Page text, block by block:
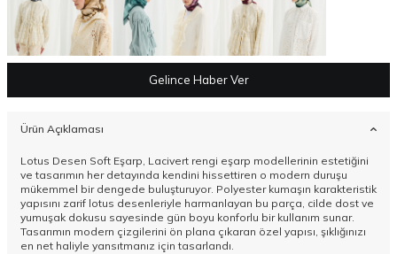
Gelince Haber Ver
Ürün Açıklaması
Lotus Desen Soft Eşarp, Lacivert rengi eşarp modellerinin estetiğini
ve tasarımın her detayında kendini hissettiren o modern duruşu
mükemmel bir dengede buluşturuyor. Polyester kumaşın karakteristik
yapısını zarif lotus desenleriyle harmanlayan bu parça, cilde dost ve
yumuşak dokusu sayesinde gün boyu konforlu bir kullanım sunar.
Tasarımın modern çizgilerini ön plana çıkaran özel yapısı, şıklığınızı
en net haliyle yansıtmanız için tasarlandı.